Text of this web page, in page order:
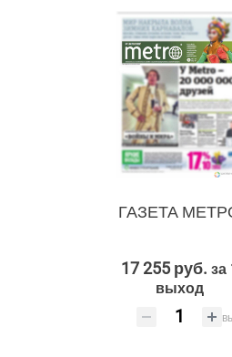
ГАЗЕТА
17 255 руб. за
выход